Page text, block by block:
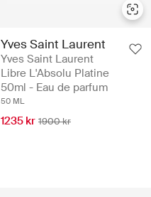
Yves Saint Laurent
Yves Saint Laurent
Libre L'Absolu Platine
50ml - Eau de parfum
50 ML
1235 kr 1900 kr